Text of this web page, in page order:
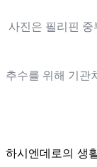
사진은 필리핀
추수를 위해 기관
하시엔데로의 생